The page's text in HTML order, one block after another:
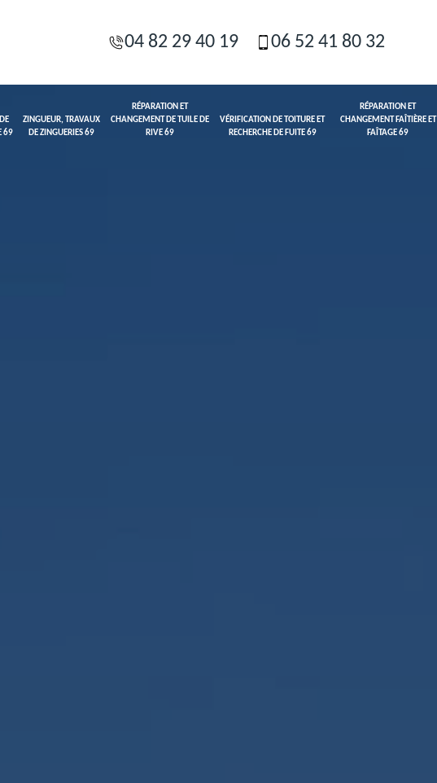
04 82 29 40 19 06 52 41 80 32
69
ZINGUEUR, TRAVAUX
DE ZINGUERIES 69
RÉPARATION ET
CHANGEMENT DE TUILE DE
RIVE 69
VÉRIFICATION DE TOITURE ET
RECHERCHE DE FUITE 69
RÉPARATION ET
CHANGEMENT FAÎTIÈRE ET
FAÎTAGE 69